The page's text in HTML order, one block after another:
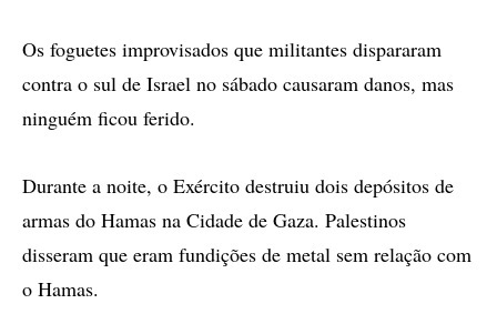
Os foguetes improvisados que militantes dispararam
contra o sul de Israel no sábado causaram danos, mas
ninguém ficou ferido.
Durante a noite, o Exército destruiu dois depósitos de
armas do Hamas na Cidade de Gaza. Palestinos
disseram que eram fundições de metal sem relação com
o Hamas.